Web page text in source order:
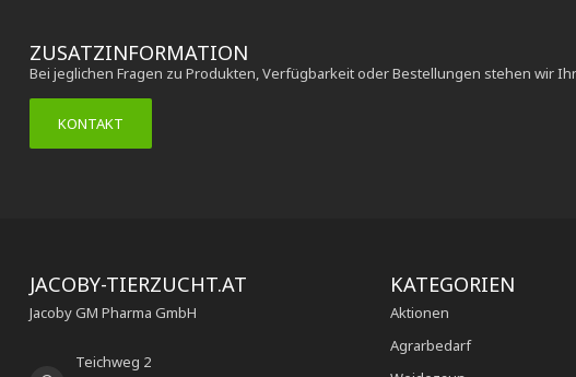
ZUSATZINFORMATION
Bei jeglichen Fragen zu Produkten, Verfügbarkeit oder Bestellungen stehen wir
KONTAKT
JACOBY-TIERZUCHT.AT
Jacoby GM Pharma GmbH
Teichweg 2
KATEGORIEN
Aktionen
Agrarbedarf